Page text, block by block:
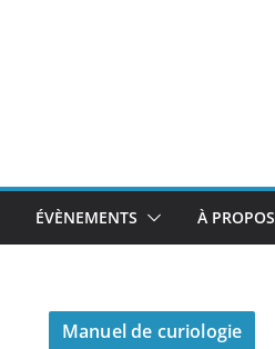
ÉVÈNEMENTS À PROPOS
Manuel de curiologie